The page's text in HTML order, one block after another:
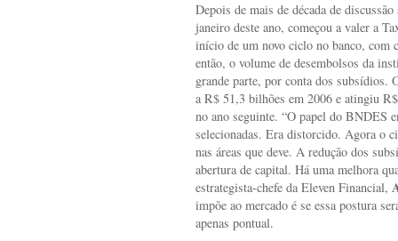
Depois de mais de década de
janeiro deste ano, começou a valer a
início de um novo ciclo no banco, com
então, o volume de desembolsos da
grande parte, por conta dos subsídios.
a R$ 51,3 bilhões em 2006 e atingiu
no ano seguinte. “O papel do BNDES
selecionadas. Era distorcido. Agora o
nas áreas que deve. A redução dos
abertura de capital. Há uma melhora
estrategista-chefe da Eleven Financial,
impõe ao mercado é se essa postura
apenas pontual.